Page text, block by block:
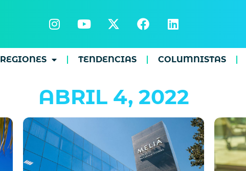
REGIONES TENDENCIAS COLUMNISTAS
ABRIL 4, 2022